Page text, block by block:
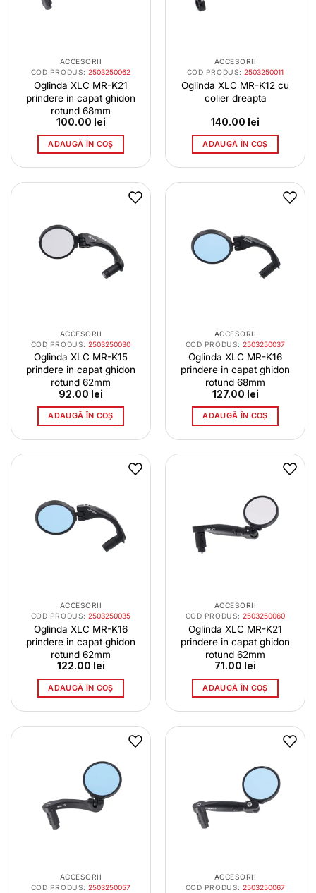
ACCESORII
COD PRODUS:2503250062
Oglinda XLC MR-K21
prindere in capat ghidon
rotund 68mm
100.00 lei
ADAUGĂ ÎN COȘ
ACCESORII
COD PRODUS:2503250011
Oglinda XLC MR-K12 cu
colier dreapta
140.00 lei
ADAUGĂ ÎN COȘ
ACCESORII
COD PRODUS:2503250030
Oglinda XLC MR-K15
prindere in capat ghidon
rotund 62mm
92.00 lei
ADAUGĂ ÎN COȘ
ACCESORII
COD PRODUS:2503250037
Oglinda XLC MR-K16
prindere in capat ghidon
rotund 68mm
127.00 lei
ADAUGĂ ÎN COȘ
ACCESORII
COD PRODUS:2503250035
Oglinda XLC MR-K16
prindere in capat ghidon
rotund 62mm
122.00 lei
ADAUGĂ ÎN COȘ
ACCESORII
COD PRODUS:2503250060
Oglinda XLC MR-K21
prindere in capat ghidon
rotund 62mm
71.00 lei
ADAUGĂ ÎN COȘ
ACCESORII
COD PRODUS:2503250057
ACCESORII
COD PRODUS:2503250067